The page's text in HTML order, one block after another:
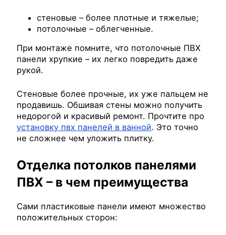
стеновые – более плотные и тяжелые;
потолочные – облегченные.
При монтаже помните, что потолочные ПВХ
панели хрупкие – их легко повредить даже
рукой.
Стеновые более прочные, их уже пальцем не
продавишь. Обшивая стены можно получить
недорогой и красивый ремонт. Прочтите про
установку пвх панелей в ванной. Это точно
не сложнее чем уложить плитку.
Отделка потолков панелями
ПВХ – в чем преимущества
Сами пластиковые панели имеют множество
положительных сторон: